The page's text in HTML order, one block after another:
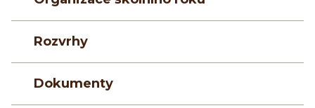
Rozvrhy
Dokumenty